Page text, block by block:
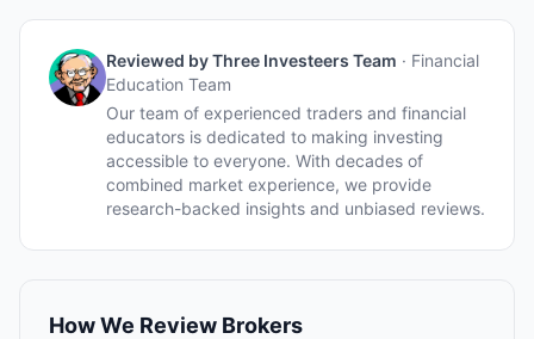
Reviewed byThree Investeers Team · Financial
Education Team
Our team of experienced traders and financial
educators is dedicated to making investing
accessible to everyone. With decades of
combined market experience, we provide
research-backed insights and unbiased reviews.
How We Review Brokers